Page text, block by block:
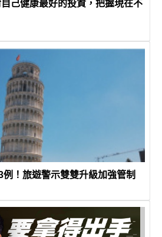
己健康最好的投資，把握現在不
！旅遊警示雙雙升級加強管制